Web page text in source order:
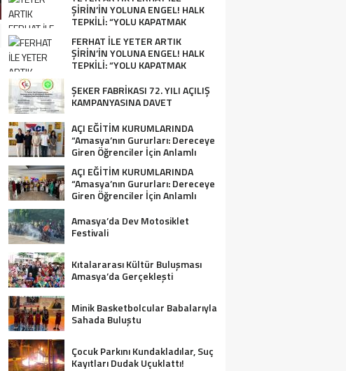
ŞİRİN’İN YOLUNA ENGEL! HALK
TEPKİLİ: “YOLU KAPATMAK
ÇÖZÜM DEĞİL, GÖREVİNİ YAP!”
FERHAT İLE YETER ARTIK
ŞİRİN’İN YOLUNA ENGEL! HALK
TEPKİLİ: “YOLU KAPATMAK
ŞEKER FABRİKASI 72. YILI AÇILIŞ
KAMPANYASINA DAVET
AÇI EĞİTİM KURUMLARINDA
“Amasya’nın Gururları: Dereceye
Giren Öğrenciler İçin Anlamlı
Tören”
AÇI EĞİTİM KURUMLARINDA
“Amasya’nın Gururları: Dereceye
Giren Öğrenciler İçin Anlamlı
Amasya’da Dev Motosiklet
Festivali
Kıtalararası Kültür Buluşması
Amasya’da Gerçekleşti
Minik Basketbolcular Babalarıyla
Sahada Buluştu
Çocuk Parkını Kundakladılar, Suç
Kayıtları Dudak Uçuklattı!